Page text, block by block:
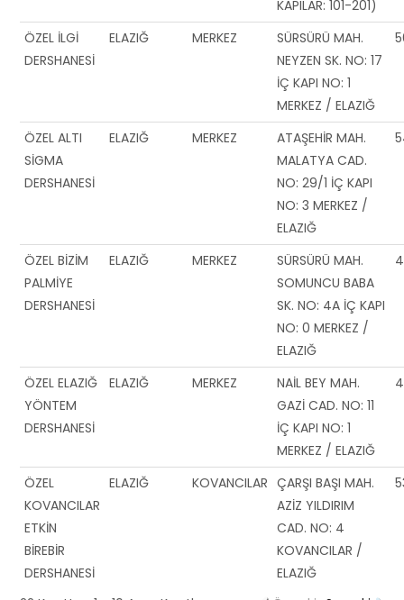
KAPILAR: 101-201)
ÖZEL İLGİ
DERSHANESİ
ELAZIĞ MERKEZ
SÜRSÜRÜ MAH.
NEYZEN SK. NO: 17
İÇ KAPI NO: 1
MERKEZ / ELAZIĞ
ÖZEL ALTI
SİGMA
DERSHANESİ
ELAZIĞ MERKEZ
ATAŞEHİR MAH.
MALATYA CAD.
NO: 29/1 İÇ KAPI
NO: 3 MERKEZ /
ELAZIĞ
ÖZEL BİZİM
PALMİYE
DERSHANESİ
ELAZIĞ MERKEZ
SÜRSÜRÜ MAH.
SOMUNCU BABA
SK. NO: 4A İÇ KAPI
NO: 0 MERKEZ /
ELAZIĞ
ÖZEL ELAZIĞ
YÖNTEM
DERSHANESİ
ELAZIĞ MERKEZ
NAİL BEY MAH.
GAZİ CAD. NO: 11
İÇ KAPI NO: 1
MERKEZ / ELAZIĞ
ÖZEL
KOVANCILAR
ETKİN
BİREBİR
DERSHANESİ
ELAZIĞ KOVANCILAR ÇARŞI BAŞI MAH.
AZİZ YILDIRIM
CAD. NO: 4
KOVANCILAR /
ELAZIĞ